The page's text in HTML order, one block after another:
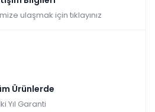
ulaşmak için tıklayınız
Ürünlerde
İki Yıl Garanti